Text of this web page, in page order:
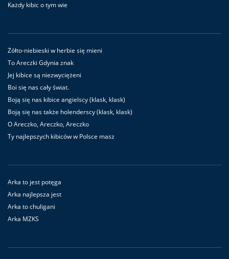
Każdy kibic o tym wie
Żółto-niebieski w herbie się mieni
To Areczki Gdynia znak
Jej kibice są niezwyciężeni
Boi się nas cały świat.
Boją się nas kibice angielscy (klask, klask)
Boją się nas także holenderscy (klask, klask)
O Areczko, Areczko, Areczko
Ty najlepszych kibiców w Polsce masz
Arka to jest potęga
Arka najlepsza jest
Arka to chuligani
Arka MZKS